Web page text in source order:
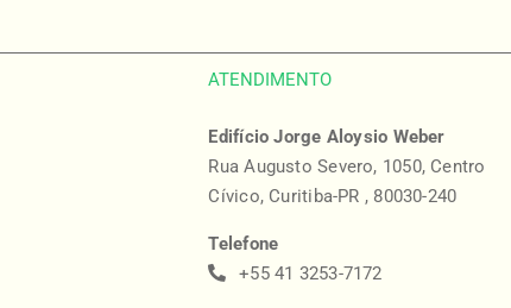
ATENDIMENTO
Edifício Jorge Aloysio Weber
Rua Augusto Severo, 1050, Centro
Cívico, Curitiba-PR , 80030-240
Telefone
+55 41 3253-7172